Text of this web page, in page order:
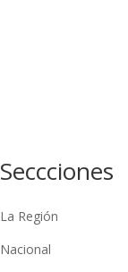
Seccciones
La Región
Nacional